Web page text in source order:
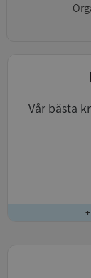
Vår bästa